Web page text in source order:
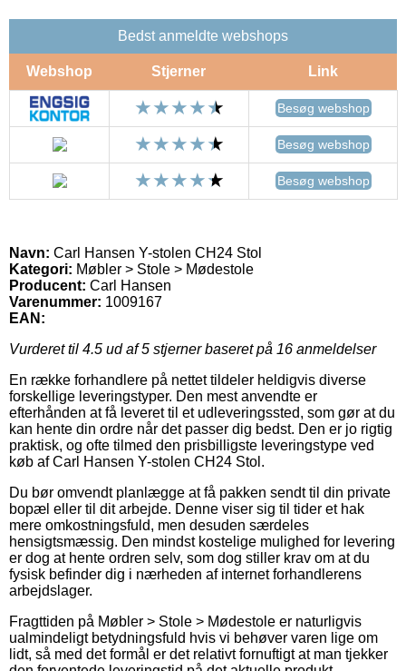
Bedst anmeldte webshops
Webshop Stjerner Link
Besøg webshop
Besøg webshop
Besøg webshop
Navn: Carl Hansen Y-stolen CH24 Stol
Kategori: Møbler > Stole > Mødestole
Producent: Carl Hansen
Varenummer: 1009167
EAN:
Vurderet til 4.5 ud af 5 stjerner baseret på 16 anmeldelser
En række forhandlere på nettet tildeler heldigvis diverse
forskellige leveringstyper. Den mest anvendte er
efterhånden at få leveret til et udleveringssted, som gør at du
kan hente din ordre når det passer dig bedst. Den er jo rigtig
praktisk, og ofte tilmed den prisbilligste leveringstype ved
køb af Carl Hansen Y-stolen CH24 Stol.
Du bør omvendt planlægge at få pakken sendt til din private
bopæl eller til dit arbejde. Denne viser sig til tider et hak
mere omkostningsfuld, men desuden særdeles
hensigtsmæssig. Den mindst kostelige mulighed for levering
er dog at hente ordren selv, som dog stiller krav om at du
fysisk befinder dig i nærheden af internet forhandlerens
arbejdslager.
Fragttiden på Møbler > Stole > Mødestole er naturligvis
ualmindeligt betydningsfuld hvis vi behøver varen lige om
lidt, så med det formål er det relativt fornuftigt at man tjekker